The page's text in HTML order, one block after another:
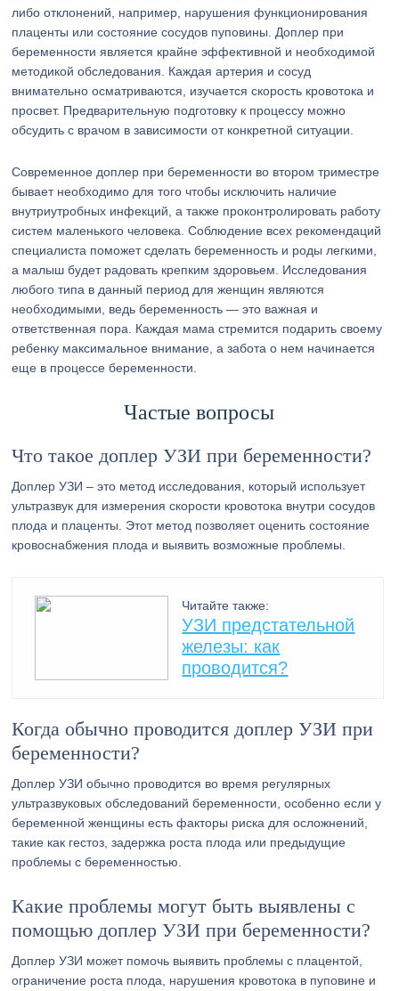
либо отклонений, например, нарушения функционирования
плаценты или состояние сосудов пуповины. Доплер при
беременности является крайне эффективной и необходимой
методикой обследования. Каждая артерия и сосуд
внимательно осматриваются, изучается скорость кровотока и
просвет. Предварительную подготовку к процессу можно
обсудить с врачом в зависимости от конкретной ситуации.
Современное доплер при беременности во втором триместре
бывает необходимо для того чтобы исключить наличие
внутриутробных инфекций, а также проконтролировать работу
систем маленького человека. Соблюдение всех рекомендаций
специалиста поможет сделать беременность и роды легкими,
а малыш будет радовать крепким здоровьем. Исследования
любого типа в данный период для женщин являются
необходимыми, ведь беременность — это важная и
ответственная пора. Каждая мама стремится подарить своему
ребенку максимальное внимание, а забота о нем начинается
еще в процессе беременности.
Частые вопросы
Что такое доплер УЗИ при беременности?
Доплер УЗИ – это метод исследования, который использует
ультразвук для измерения скорости кровотока внутри сосудов
плода и плаценты. Этот метод позволяет оценить состояние
кровоснабжения плода и выявить возможные проблемы.
Читайте также:
УЗИ предстательной
железы: как
проводится?
Когда обычно проводится доплер УЗИ при
беременности?
Доплер УЗИ обычно проводится во время регулярных
ультразвуковых обследований беременности, особенно если у
беременной женщины есть факторы риска для осложнений,
такие как гестоз, задержка роста плода или предыдущие
проблемы с беременностью.
Какие проблемы могут быть выявлены с
помощью доплер УЗИ при беременности?
Доплер УЗИ может помочь выявить проблемы с плацентой,
ограничение роста плода, нарушения кровотока в пуповине и